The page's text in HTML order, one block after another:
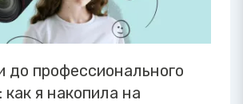
до профессионального
я накопила на